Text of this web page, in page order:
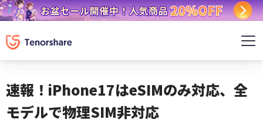
速報！iPhone17はeSIMのみ対応、全
モデルで物理SIM非対応